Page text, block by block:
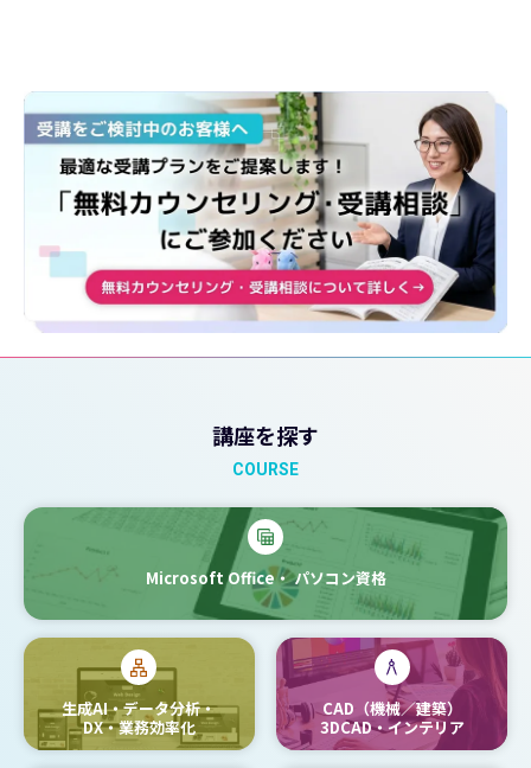
講座を探す
COURSE
Microsoft Office・パソコン資格
生成AI・データ分析・
DX・業務効率化
CAD（機械／建築）
3DCAD・インテリア